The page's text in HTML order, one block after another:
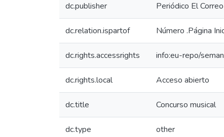
dc.publisher Periódico El Correo
dc.relation.ispartof Número .Página
dc.rights.accessrights info:eu-repo/
dc.rights.local Acceso abierto
dc.title Concurso musical
dc.type other